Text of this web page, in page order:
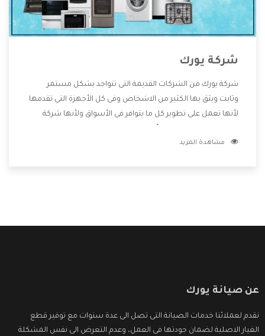
شركة يورك
شركة يورك من الشركات القديمة التى تتواجد بشكل مستمر
وثابت ويثق بها الكثير من الاشخاص وفى كل الأجهزة التى تقدمها
لأنها تعمل على تطوير كل ما يتوافر فى الأسواق ولأنها شركة
وتقدم للعملاء أقوى العروض والخصومات التى تسهل على
مشاهدة المزيد
عن صيانة يورك
نقدم لعملائنا خدمات الصيانة التى تصل الى عدة سنوات مع توفير قطع
الغيار الاصلية لضمان جودتها فى العمل، وعدم التعرض الى نفس المشكلة